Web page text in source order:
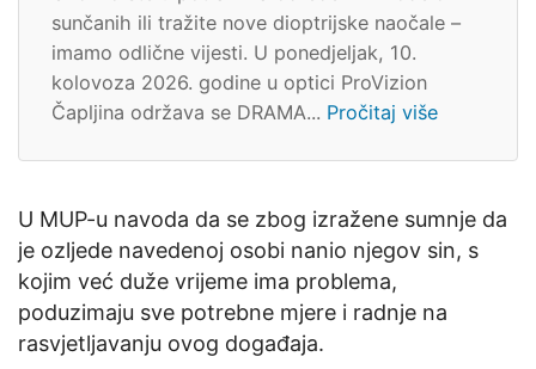
sunčanih ili tražite nove dioptrijske naočale –
imamo odlične vijesti. U ponedjeljak, 10.
kolovoza 2026. godine u optici ProVizion
Čapljina održava se DRAMA... Pročitaj više
U MUP-u navoda da se zbog izražene sumnje da
je ozljede navedenoj osobi nanio njegov sin, s
kojim već duže vrijeme ima problema,
poduzimaju sve potrebne mjere i radnje na
rasvjetljavanju ovog događaja.